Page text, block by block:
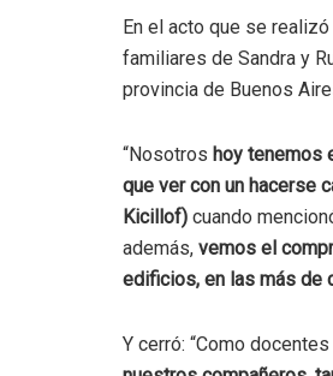
En el acto que se
familiares de Sandra y
provincia de Buenos
“Nosotros hoy tenemos
que ver con un hacerse
Kicillof) cuando
además, vemos el
edificios, en las más de
Y cerró: “Como